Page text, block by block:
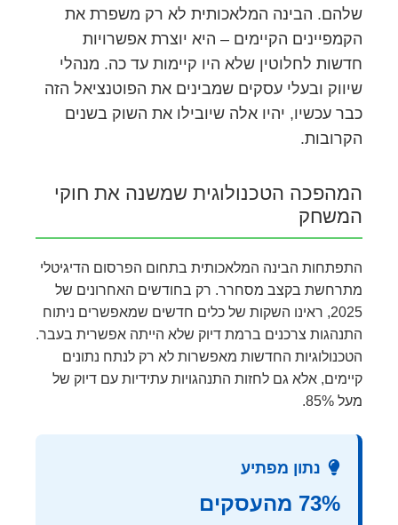
שלהם. הבינה המלאכותית לא רק משפרת את
הקמפיינים הקיימים – היא יוצרת אפשרויות
חדשות לחלוטין שלא היו קיימות עד כה. מנהלי
שיווק ובעלי עסקים שמבינים את הפוטנציאל הזה
כבר עכשיו, יהיו אלה שיובילו את השוק בשנים
הקרובות.
המהפכה הטכנולוגית שמשנה את חוקי
המשחק
התפתחות הבינה המלאכותית בתחום הפרסום הדיגיטלי
מתרחשת בקצב מסחרר. רק בחודשים האחרונים של
2025, ראינו השקות של כלים חדשים שמאפשרים ניתוח
התנהגות צרכנים ברמת דיוק שלא הייתה אפשרית בעבר.
הטכנולוגיות החדשות מאפשרות לא רק לנתח נתונים
קיימים, אלא גם לחזות התנהגויות עתידיות עם דיוק של
מעל 85%.
נתון מפתיע
73% מהעסקים